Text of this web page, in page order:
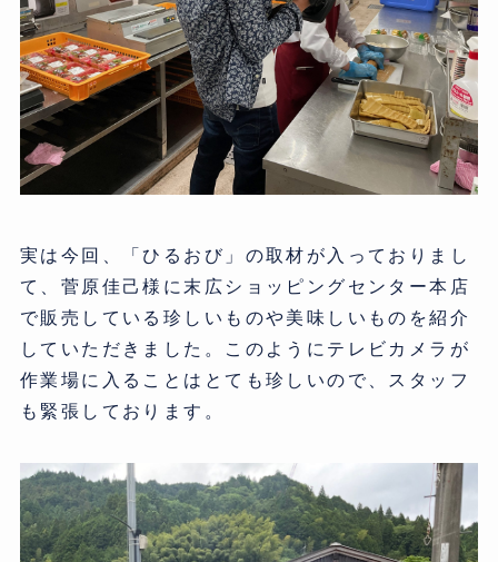
実は今回、「ひるおび」の取材が入っておりまし
て、菅原佳己様に末広ショッピングセンター本店
で販売している珍しいものや美味しいものを紹介
していただきました。このようにテレビカメラが
作業場に入ることはとても珍しいので、スタッフ
も緊張しております。